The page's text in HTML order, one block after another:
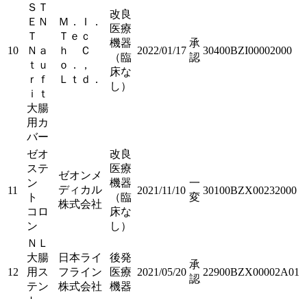
10
ＳＴ
ＥＮ
Ｔ
Ｎａ
ｔｕ
ｒｆ
ｉｔ
大腸
用カ
バー
Ｍ．Ｉ．
Ｔｅｃ
ｈ Ｃ
ｏ．，
Ｌｔｄ．
改良
医療
機器
（臨
床な
し）
2022/01/17
承
認
30400BZI00002000
11
ゼオ
ステ
ン
ト
コロ
ン
ゼオンメ
ディカル
株式会社
改良
医療
機器
（臨
床な
し）
2021/11/10
一
変
30100BZX00232000
12
ＮＬ
大腸
用ス
テン
日本ライ
フライン
株式会社
後発
医療
機器
2021/05/20
承
認
22900BZX00002A01